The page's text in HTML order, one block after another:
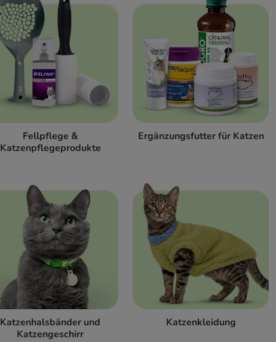
Fellpflege &
Katzenpflegeprodukte
Ergänzungsfutter für Katzen
Katzenhalsbänder und
Katzengeschirr
Katzenkleidung